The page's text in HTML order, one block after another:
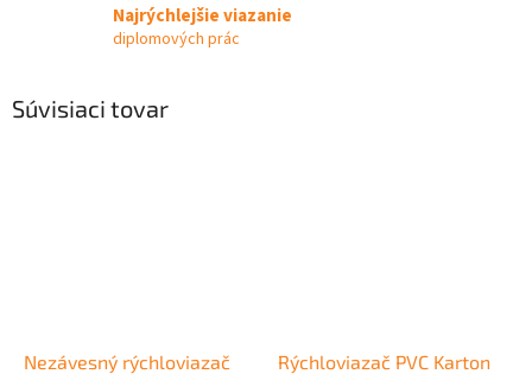
Najrýchlejšie viazanie
diplomových prác
Súvisiaci tovar
Nezávesný rýchloviazač
Rýchloviazač PVC Karton